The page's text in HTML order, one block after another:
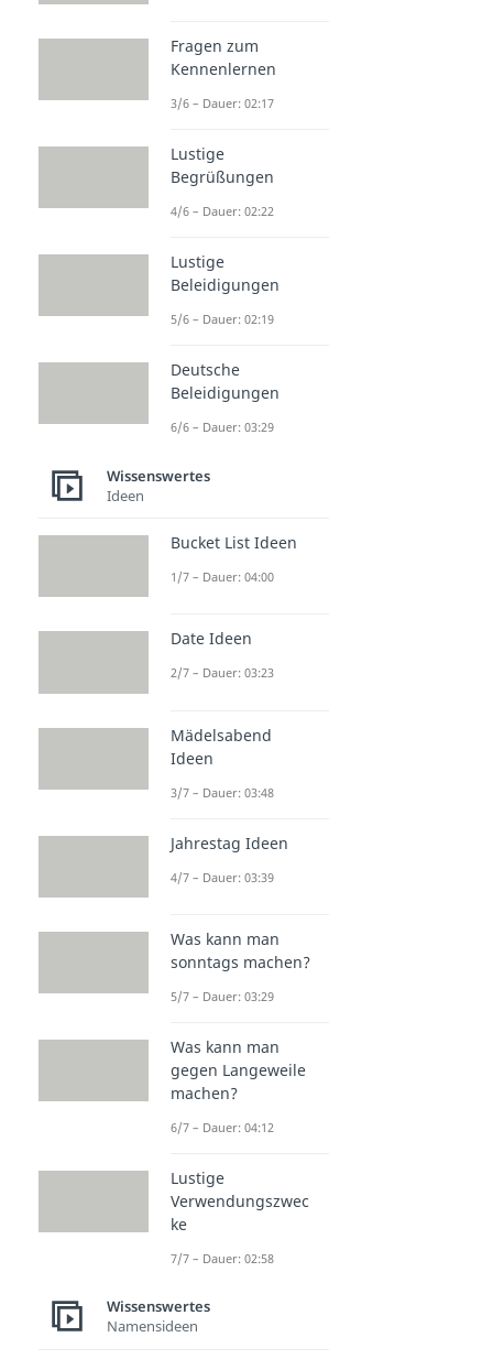
Fragen zum
Kennenlernen
3/6 – Dauer: 02:17
Lustige
Begrüßungen
4/6 – Dauer: 02:22
Lustige
Beleidigungen
5/6 – Dauer: 02:19
Deutsche
Beleidigungen
6/6 – Dauer: 03:29
Wissenswertes
Ideen
Bucket List Ideen
1/7 – Dauer: 04:00
Date Ideen
2/7 – Dauer: 03:23
Mädelsabend
Ideen
3/7 – Dauer: 03:48
Jahrestag Ideen
4/7 – Dauer: 03:39
Was kann man
sonntags machen?
5/7 – Dauer: 03:29
Was kann man
gegen Langeweile
machen?
6/7 – Dauer: 04:12
Lustige
Verwendungszwec
ke
7/7 – Dauer: 02:58
Wissenswertes
Namensideen